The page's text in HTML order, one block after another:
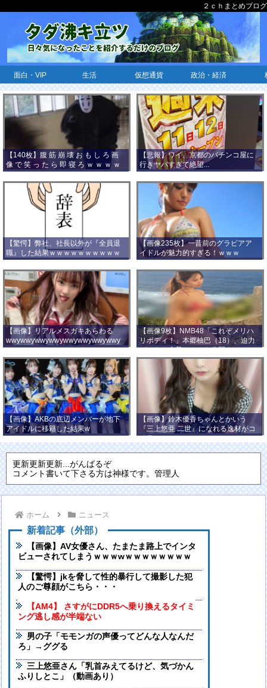
２ｃｈまとめブログ
面白・VIP 生活 仮想通貨 政治・経済
【140枚】腹 筋 崩 壊 お も し ろ 画
像 で 笑 っ た ら 即 寝 ろ ｗ ｗ ｗ ｗ
ｗ ｗ ｗ ｗ ｗ ｗ ｗ ｗ
【悲報】ワイ、京都のパチンコ屋に
行きヤバすぎて絶望...
【驚愕】弊社、社長以外が『全員退
職』した結果ｗｗｗｗｗｗｗｗｗｗ
ｗｗｗ
【画像235枚】一昔前のグラビアア
イドルが魅力的すぎる！ｗｗｗ
【画像】リアルメスガキあらわる
wwywwywwywwywwywwywwywwy
wwy
【画像9枚】NMB48「これぞメリハ
リボディ！」本郷柚巴（18）、迫力
バストの水着ショット公開！
【画像】AKBの底辺メンバーが地下
アイドルに移籍した結果w
【画像】鈴木優香ちゃんとかいう
『三上悠亜 二世』になれる逸材がコ
チラ
更新更新更新...がんばるぞ
コメント書いて下さる方は神様です。管理人
ホーム ニュース
新着記事（外部）
【画像】AV女優さん、たまたま路上でインタ
ビューされてしまうｗｗｗwｗｗｗｗｗｗｗｗ
【驚愕】jkを脅して性的暴行して撮影した犯
人のご尊顔がこちら・・・
【AM4】 さすがにDDR5へ乗り換えるタイミ
ング逃し感が半端ない
男の子「モモンガの声優ってどんな人なんだ
ろ」→ググる
三上悠亜さん「乳首みえてるけど、気づかん
ふりしとこ」（動画あり）